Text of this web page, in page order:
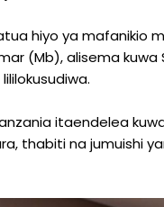
hiyo ya mafanikio
(Mb), alisema
itaendelea
thabiti na jumuishi